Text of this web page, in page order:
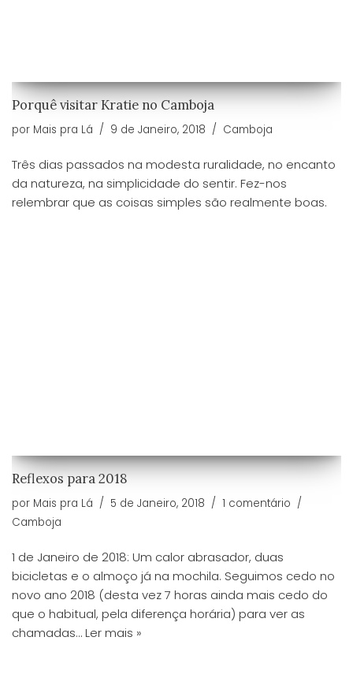
Porquê visitar Kratie no Camboja
por Mais pra Lá 9 de Janeiro, 2018 Camboja
Três dias passados na modesta ruralidade, no encanto
da natureza, na simplicidade do sentir. Fez-nos
relembrar que as coisas simples são realmente boas.
Reflexos para 2018
por Mais pra Lá 5 de Janeiro, 2018
1 comentário
Camboja
1 de Janeiro de 2018: Um calor abrasador, duas
bicicletas e o almoço já na mochila. Seguimos cedo no
novo ano 2018 (desta vez 7 horas ainda mais cedo do
que o habitual, pela diferença horária) para ver as
chamadas…Ler mais »